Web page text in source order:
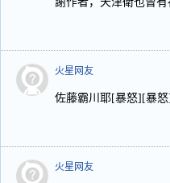
火星网友
佐藤霸川耶[暴怒][暴
火星网友